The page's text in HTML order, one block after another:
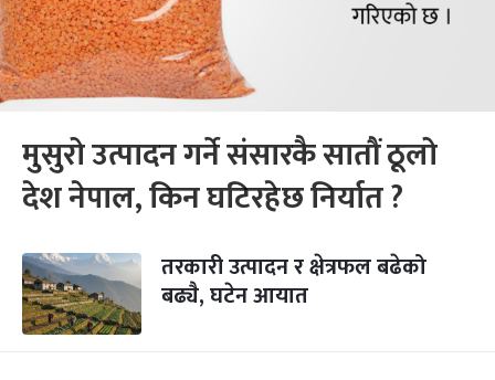
मुसुरो उत्पादन गर्ने संसारकै सातौं ठूलो
देश नेपाल, किन घटिरहेछ निर्यात ?
तरकारी उत्पादन र क्षेत्रफल बढेको
बढ्यै, घटेन आयात